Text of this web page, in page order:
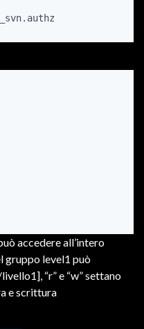
accedere all’intero
gruppo level1 può
“r” e “w” settano
e scrittura